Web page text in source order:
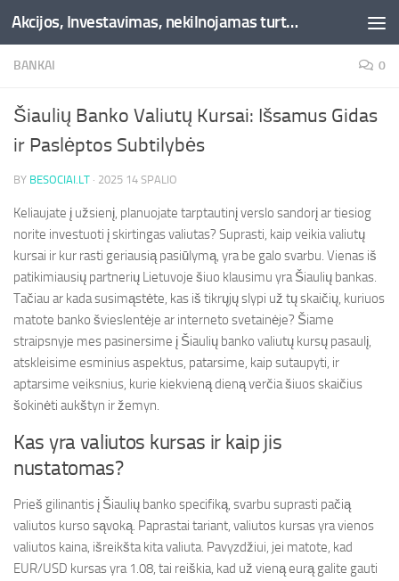
Skip to content Akcijos, Investavimas, nekilnojamas turtas, kriptovaliutos - Besociai.lt
BANKAI 0
Šiaulių Banko Valiutų Kursai: Išsamus Gidas
ir Paslėptos Subtilybės
BY BESOCIAI.LT · 2025 14 SPALIO
Keliaujate į užsienį, planuojate tarptautinį verslo sandorį ar tiesiog
norite investuoti į skirtingas valiutas? Suprasti, kaip veikia valiutų
kursai ir kur rasti geriausią pasiūlymą, yra be galo svarbu. Vienas iš
patikimiausių partnerių Lietuvoje šiuo klausimu yra Šiaulių bankas.
Tačiau ar kada susimąstėte, kas iš tikrųjų slypi už tų skaičių, kuriuos
matote banko švieslentėje ar interneto svetainėje? Šiame
straipsnyje mes pasinersime į Šiaulių banko valiutų kursų pasaulį,
atskleisime esminius aspektus, patarsime, kaip sutaupyti, ir
aptarsime veiksnius, kurie kiekvieną dieną verčia šiuos skaičius
šokinėti aukštyn ir žemyn.
Kas yra valiutos kursas ir kaip jis
nustatomas?
Prieš gilinantis į Šiaulių banko specifiką, svarbu suprasti pačią
valiutos kurso sąvoką. Paprastai tariant, valiutos kursas yra vienos
valiutos kaina, išreikšta kita valiuta. Pavyzdžiui, jei matote, kad
EUR/USD kursas yra 1.08, tai reiškia, kad už vieną eurą galite gauti